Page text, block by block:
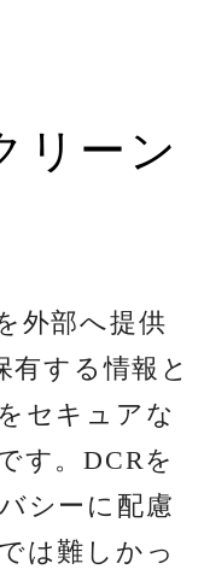
リーン
外部へ提供
する情報と
セキュアな
す。DCRを
シーに配慮
は難しかっ